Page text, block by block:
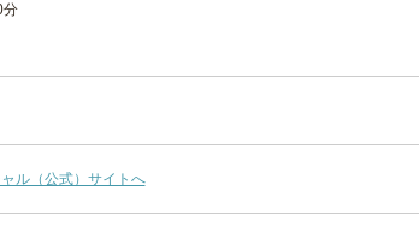
分
ル（公式）サイトへ